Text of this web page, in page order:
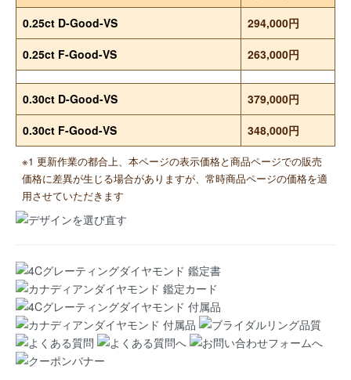
0.25ct D-Good-VS
294,000円
0.25ct F-Good-VS
263,000円
0.30ct D-Good-VS
379,000円
0.30ct F-Good-VS
348,000円
※1 更新作業の都合上、本ページの表示価格と商品ページでの販売
価格に差異が生じる場合がありますが、常時商品ページの価格を適
用させていただきます